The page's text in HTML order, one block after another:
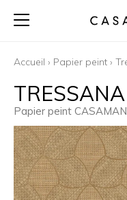
Accueil › Papier peint ›
TRESSANA
Papier peint